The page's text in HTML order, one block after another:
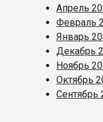
Апрель
Февраль
Январь
Декабрь
Ноябрь
Октябрь
Сентябрь